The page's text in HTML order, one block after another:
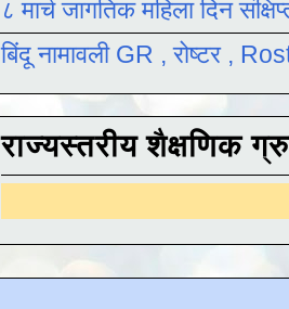
८ मार्च जागतिक महिला दिन
बिंदू नामावली GR , रोष्टर ,
राज्यस्तरीय शैक्षणिक